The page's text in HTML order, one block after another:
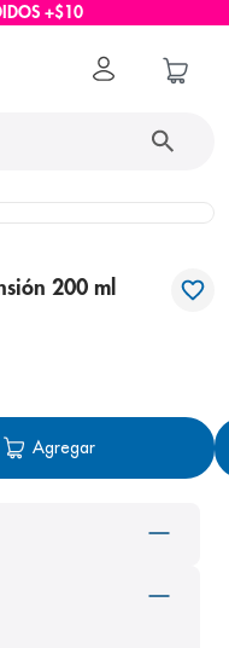
+$10
200 ml
Agregar